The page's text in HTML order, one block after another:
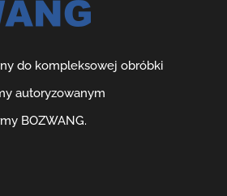
do kompleksowej obróbki
autoryzowanym
BOZWANG.